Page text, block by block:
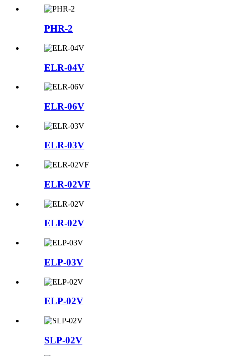
PHR-2
ELR-04V
ELR-06V
ELR-03V
ELR-02VF
ELR-02V
ELP-03V
ELP-02V
SLP-02V